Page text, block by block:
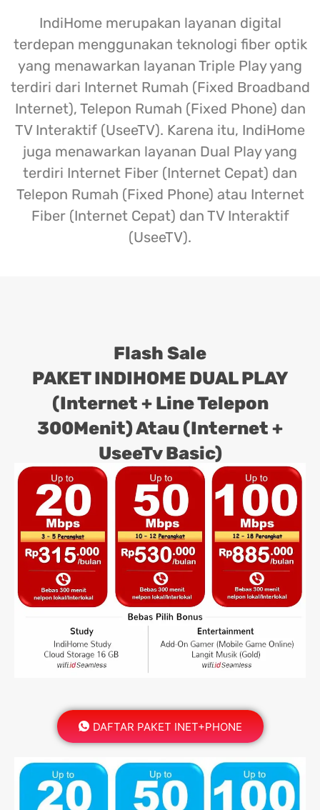
IndiHome merupakan layanan digital
terdepan menggunakan teknologi fiber optik
yang menawarkan layanan Triple Play yang
terdiri dari Internet Rumah (Fixed Broadband
Internet), Telepon Rumah (Fixed Phone) dan
TV Interaktif (UseeTV). Karena itu, IndiHome
juga menawarkan layanan Dual Play yang
terdiri Internet Fiber (Internet Cepat) dan
Telepon Rumah (Fixed Phone) atau Internet
Fiber (Internet Cepat) dan TV Interaktif
(UseeTV).
Flash Sale
PAKET INDIHOME DUAL PLAY
(Internet + Line Telepon
300Menit) Atau (Internet +
UseeTv Basic)
DAFTAR PAKET INET+PHONE